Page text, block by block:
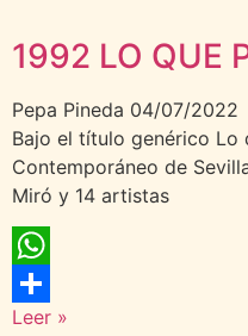
1992 LO QUE
Pepa Pineda 04/07/2022
Bajo el título genérico Lo
Contemporáneo de
Miró y 14 artistas
WhatsApp
Compartir
Leer »